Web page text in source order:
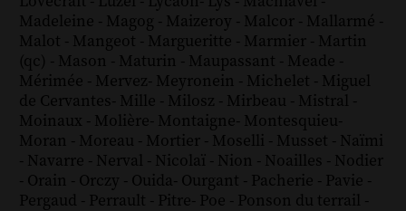
Madeleine - Magog - Maizeroy - Malcor - Mallarmé -
Malot - Mangeot - Margueritte - Marmier - Martin
(qc) - Mason - Maturin - Maupassant - Meade -
Mérimée - Mervez- Meyronein - Michelet - Miguel
de Cervantes- Mille - Milosz - Mirbeau - Mistral -
Moinaux - Molière- Montaigne- Montesquieu-
Moran - Moreau - Mortier - Moselli - Musset - Naïmi
- Navarre - Nerval - Nicolaï - Nion - Noailles - Nodier
- Orain - Orczy - Ouida- Ourgant - Pacherie - Pavie -
Pergaud - Perrault - Pitre- Poe - Ponson du terrail -